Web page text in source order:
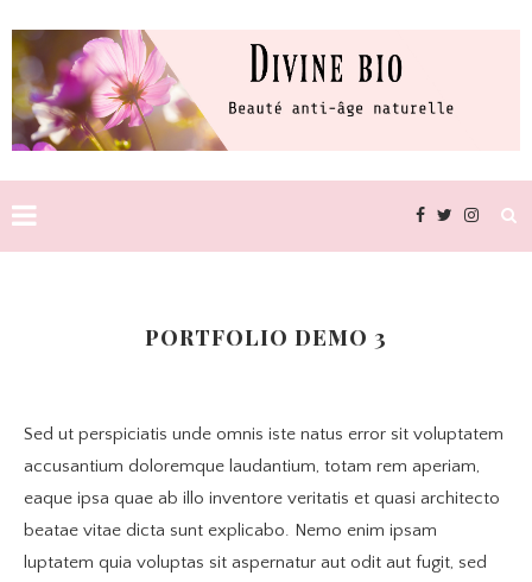
PORTFOLIO DEMO 3
Sed ut perspiciatis unde omnis iste natus error sit voluptatem
accusantium doloremque laudantium, totam rem aperiam,
eaque ipsa quae ab illo inventore veritatis et quasi architecto
beatae vitae dicta sunt explicabo. Nemo enim ipsam
luptatem quia voluptas sit aspernatur aut odit aut fugit, sed